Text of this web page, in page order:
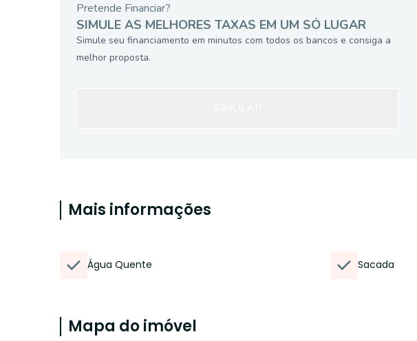
Pretende Financiar?
SIMULE AS MELHORES TAXAS EM UM SÓ LUGAR
Simule seu financiamento em minutos com todos os bancos e consiga a
melhor proposta.
Mais informações
Água Quente Sacada
Mapa do imóvel